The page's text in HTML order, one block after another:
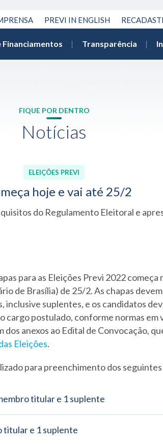
PREVI IN ENGLISH
Transparência
FIQUE POR DENTRO
Notícias
ELEIÇÕES PREVI
hoje e vai até 25/2
do Regulamento Eleitoral e
para as Eleições Previ 2022 começa
de Brasília) de 25/2. As chapas
inclusive suplentes, e os candidatos
cargo postulado, conforme normas em
anexos ao Edital de Convocação,
Eleições.
para preenchimento dos
titular e 1 suplente
titular e 1 suplente